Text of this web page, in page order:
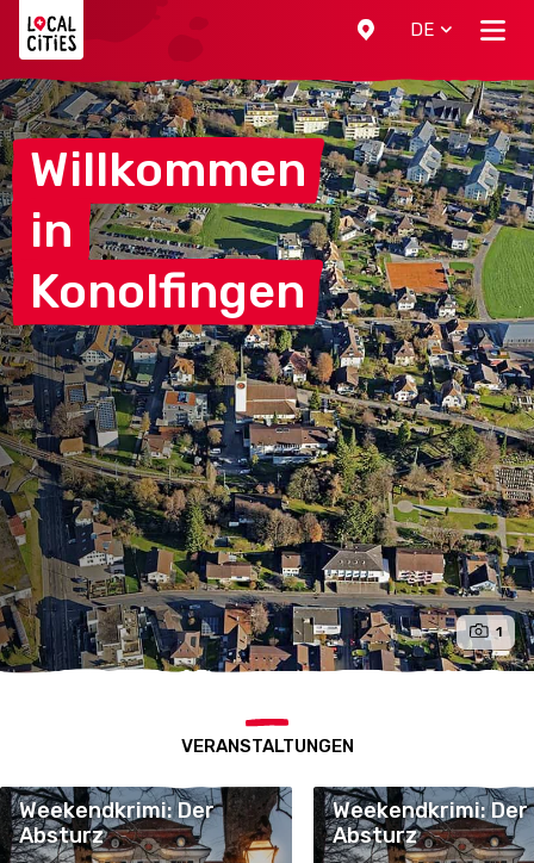
DE
Willkommen
in
Konolfingen
1
VERANSTALTUNGEN
Weekendkrimi: Der
Absturz
Weekendkrimi: Der
Absturz